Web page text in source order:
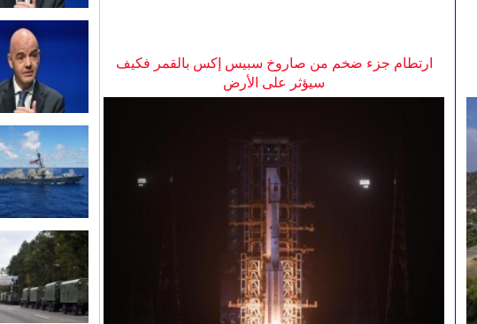
ارتطام جزء ضخم من صاروخ سبيس إكس بالقمر فكيف
سيؤثر على الأرض